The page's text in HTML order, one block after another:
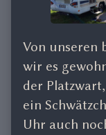
Von unseren
wir es
der
ein
Uhr auch